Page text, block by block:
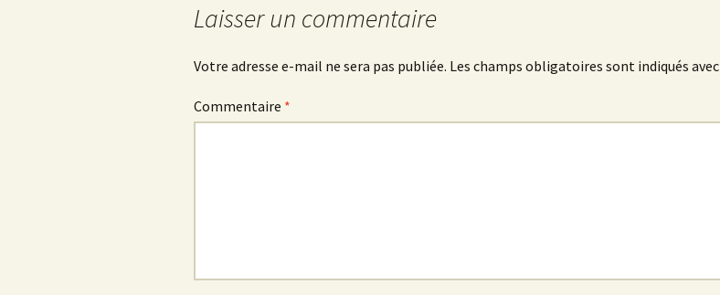
Laisser un commentaire
Votre adresse e-mail ne sera pas publiée. Les champs obligatoires sont indiqués avec
Commentaire *